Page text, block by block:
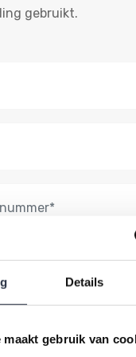
Details
maakt gebruik van
gebruikt.